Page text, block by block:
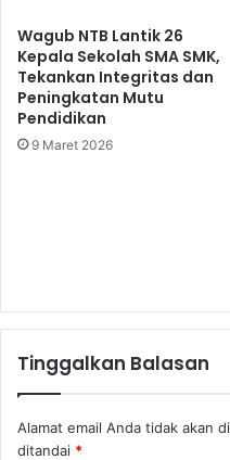
Wagub NTB Lantik 26
Kepala Sekolah SMA SMK,
Tekankan Integritas dan
Peningkatan Mutu
Pendidikan
9 Maret 2026
Tinggalkan Balasan
Alamat email Anda tidak akan
ditandai *